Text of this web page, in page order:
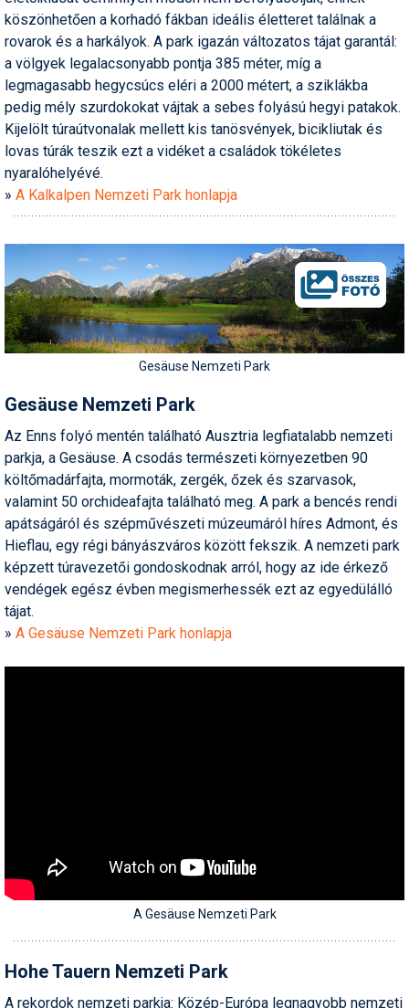
köszönhetően a korhadó fákban ideális életteret találnak a
rovarok és a harkályok. A park igazán változatos tájat garantál:
a völgyek legalacsonyabb pontja 385 méter, míg a
legmagasabb hegycsúcs eléri a 2000 métert, a sziklákba
pedig mély szurdokokat vájtak a sebes folyású hegyi patakok.
Kijelölt túraútvonalak mellett kis tanösvények, bicikliutak és
lovas túrák teszik ezt a vidéket a családok tökéletes
nyaralóhelyévé.
» A Kalkalpen Nemzeti Park honlapja
Gesäuse Nemzeti Park
Gesäuse Nemzeti Park
Az Enns folyó mentén található Ausztria legfiatalabb nemzeti
parkja, a Gesäuse. A csodás természeti környezetben 90
költőmadárfajta, mormoták, zergék, őzek és szarvasok,
valamint 50 orchideafajta található meg. A park a bencés rendi
apátságáról és szépművészeti múzeumáról híres Admont, és
Hieflau, egy régi bányászváros között fekszik. A nemzeti park
képzett túravezetői gondoskodnak arról, hogy az ide érkező
vendégek egész évben megismerhessék ezt az egyedülálló
tájat.
» A Gesäuse Nemzeti Park honlapja
A Gesäuse Nemzeti Park
Hohe Tauern Nemzeti Park
A rekordok nemzeti parkja: Közép-Európa legnagyobb nemzeti